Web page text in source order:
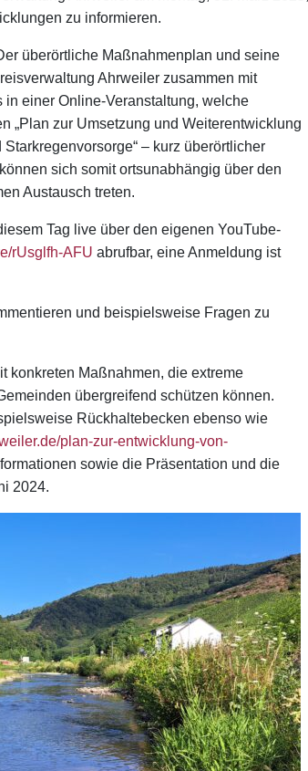
zu informieren.
überörtliche Maßnahmenplan und seine
Ahrweiler zusammen mit
einer Online-Veranstaltung, welche
„Plan zur Umsetzung und Weiterentwicklung
– kurz überörtlicher
sich somit ortsunabhängig über den
Austausch treten.
Tag live über den eigenen YouTube-
rUsglfh-AFU abrufbar, eine Anmeldung ist
und beispielsweise Fragen zu
konkreten Maßnahmen, die extreme
übergreifend schützen können.
Rückhaltebecken ebenso wie
plan-zur-entwicklung-von-
sowie die Präsentation und die
2024.